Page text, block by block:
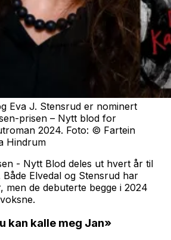
Eva J. Stensrud er nominert
prisen – Nytt blod for
2024. Foto: © Fartein
Hindrum
- Nytt Blod deles ut hvert år til
Elvedal og Stensrud har
men de debuterte begge i 2024
kan kalle meg Jan»